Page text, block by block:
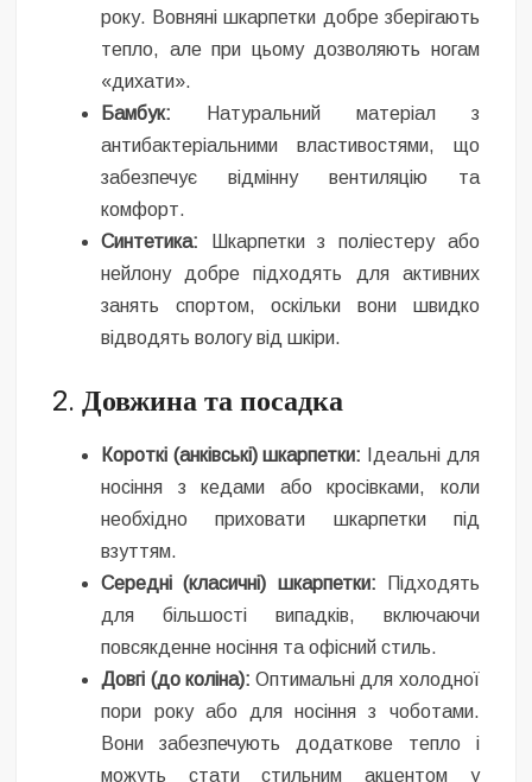
року. Вовняні шкарпетки добре зберігають
тепло, але при цьому дозволяють ногам
«дихати».
Бамбук: Натуральний матеріал з
антибактеріальними властивостями, що
забезпечує відмінну вентиляцію та
комфорт.
Синтетика: Шкарпетки з поліестеру або
нейлону добре підходять для активних
занять спортом, оскільки вони швидко
відводять вологу від шкіри.
2.Довжина та посадка
Короткі (анківські) шкарпетки: Ідеальні для
носіння з кедами або кросівками, коли
необхідно приховати шкарпетки під
взуттям.
Середні (класичні) шкарпетки: Підходять
для більшості випадків, включаючи
повсякденне носіння та офісний стиль.
Довгі (до коліна): Оптимальні для холодної
пори року або для носіння з чоботами.
Вони забезпечують додаткове тепло і
можуть стати стильним акцентом у